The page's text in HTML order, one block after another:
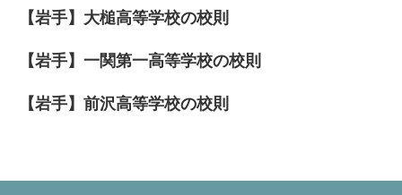
【岩手】大槌高等学校の校則
【岩手】一関第一高等学校の校則
【岩手】前沢高等学校の校則